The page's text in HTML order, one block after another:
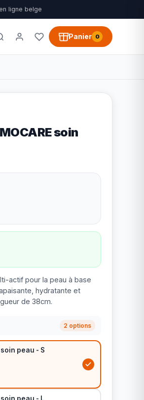
ligne belge
Panier 0
soin
actif pour la peau à base
hydratante et
de 38cm.
2 options
peau - S